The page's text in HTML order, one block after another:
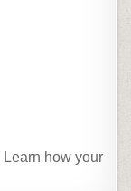
Learn how your